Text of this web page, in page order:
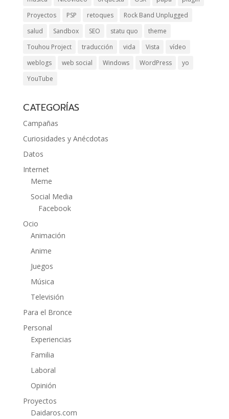
Proyectos
PSP retoques
Rock Band Unplugged
salud
Sandbox SEO statu quo
theme
Touhou Project
traducción vida Vista
vídeo
weblogs
web social Windows WordPress
yo
YouTube
CATEGORÍAS
Campañas
Curiosidades y Anécdotas
Datos
Internet
Meme
Social Media
Facebook
Ocio
Animación
Anime
Juegos
Música
Televisión
Para el Bronce
Personal
Experiencias
Familia
Laboral
Opinión
Proyectos
Daidaros.com